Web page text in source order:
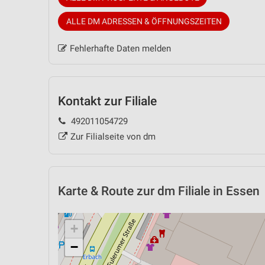
ALLE DM ADRESSEN & ÖFFNUNGSZEITEN
Fehlerhafte Daten melden
Kontakt zur Filiale
492011054729
Zur Filialseite von dm
Karte & Route zur dm Filiale in Essen
+
−